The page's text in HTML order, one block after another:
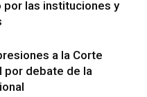
las instituciones y
a la Corte
por debate de la